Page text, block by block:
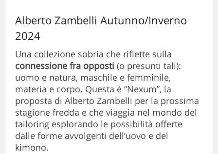
Alberto Zambelli Autunno/Inverno
2024
Una collezione sobria che riflette sulla
connessione fra opposti (o presunti tali):
uomo e natura, maschile e femminile,
materia e corpo. Questa è “Nexum”, la
proposta di Alberto Zambelli per la prossima
stagione fredda e che viaggia nel mondo del
tailoring esplorando le possibilità offerte
dalle forme avvolgenti dell’uovo e del
kimono.